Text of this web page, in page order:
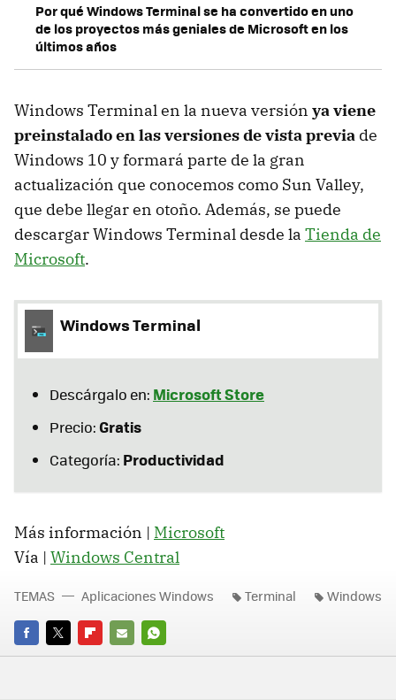
Por qué Windows Terminal se ha convertido en uno
de los proyectos más geniales de Microsoft en los
últimos años
Windows Terminal en la nueva versión ya viene
preinstalado en las versiones de vista previa de
Windows 10 y formará parte de la gran
actualización que conocemos como Sun Valley,
que debe llegar en otoño. Además, se puede
descargar Windows Terminal desde la Tienda de
Microsoft.
Windows Terminal
Descárgalo en: Microsoft Store
Precio:Gratis
Categoría: Productividad
Más información | Microsoft
Vía | Windows Central
FACEBOOK
TWITTERFLIPBOARD
E-
WHATSAPP
TEMAS Aplicaciones Windows Terminal Windows